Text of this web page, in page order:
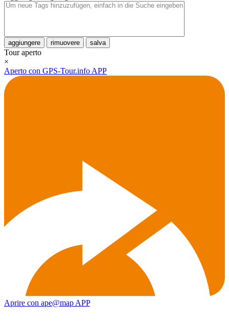
aggiungere rimuovere salva
Tour aperto
×
Aperto con GPS-Tour.info APP
Aprire con ape@map APP